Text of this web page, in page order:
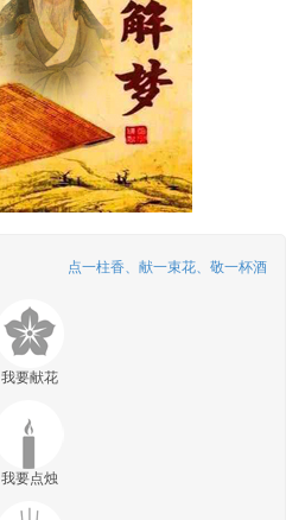
点一柱香、献一束花、敬一杯酒
我要献花
我要点烛